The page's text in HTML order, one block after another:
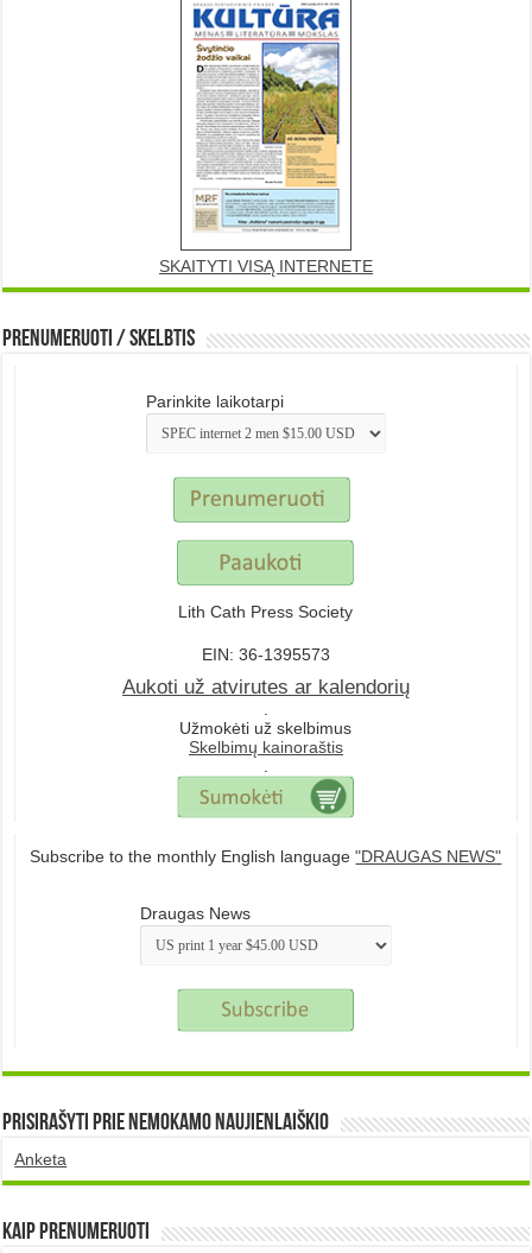
SKAITYTI VISĄ INTERNETE
Prenumeruoti / Skelbtis
Parinkite laikotarpi
Lith Cath Press Society
EIN: 36-1395573
Aukoti už atvirutes ar kalendorių
Užmokėti už skelbimus
Skelbimų kainoraštis
Subscribe to the monthly English language"DRAUGAS NEWS"
Draugas News
Prisirašyti prie nemokamo naujienlaiškio
Anketa
Kaip prenumeruoti